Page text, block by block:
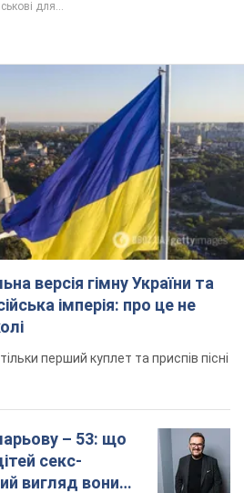
для...
версія гімну України та
імперія: про це не
перший куплет та приспів пісні
– 53: що
секс-
вигляд вони